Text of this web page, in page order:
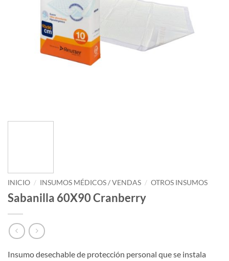
INICIO / INSUMOS MÉDICOS / VENDAS / OTROS INSUMOS
Sabanilla 60X90 Cranberry
Insumo desechable de protección personal que se instala